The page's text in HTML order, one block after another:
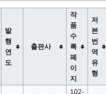
발
행
연
도
출판사
작
품
수
록
페
이
지
저
본
번
역
유
형
102-